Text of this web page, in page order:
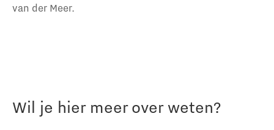
van der Meer.
Wil je hier meer over weten?